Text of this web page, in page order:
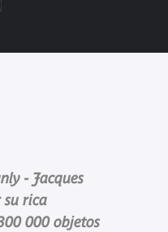
- Jacques
su rica
000 objetos